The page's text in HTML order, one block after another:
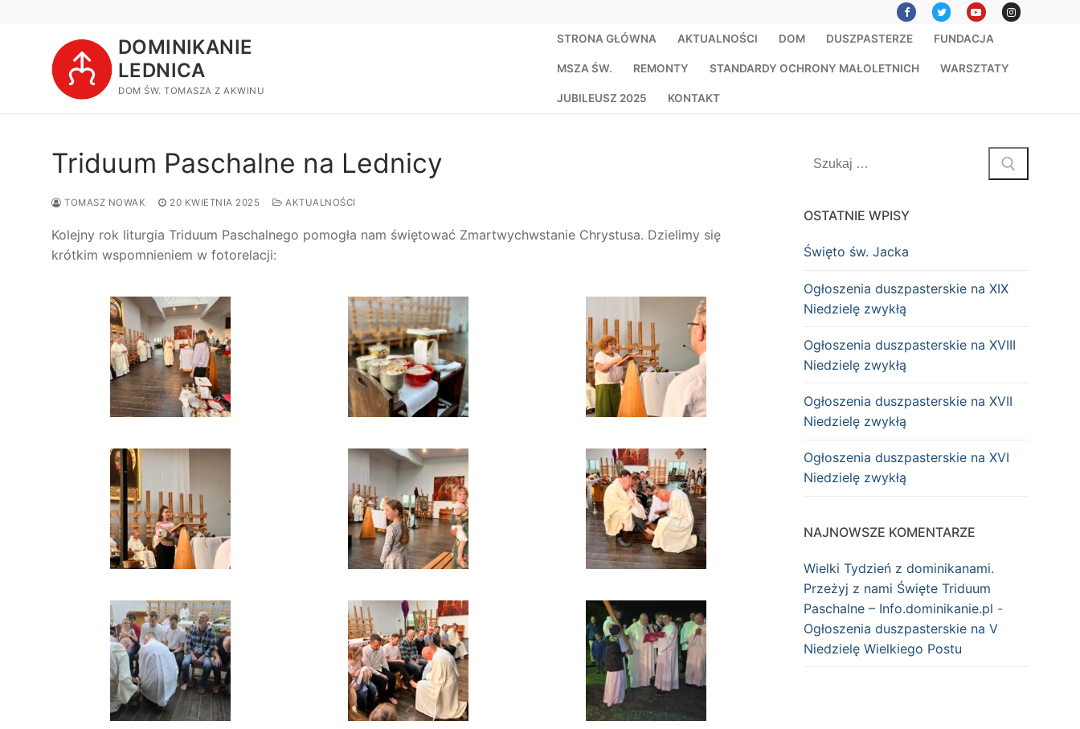
DOMINIKANIE
LEDNICA
DOM ŚW. TOMASZA Z AKWINU
STRONA GŁÓWNA AKTUALNOŚCI DOM DUSZPASTERZE FUNDACJA
MSZA ŚW. REMONTY STANDARDY OCHRONY MAŁOLETNICH WARSZTATY
JUBILEUSZ 2025 KONTAKT
Triduum Paschalne na Lednicy
TOMASZ NOWAK 20 KWIETNIA 2025 AKTUALNOŚCI
Kolejny rok liturgia Triduum Paschalnego pomogła nam świętować Zmartwychwstanie Chrystusa. Dzielimy się
krótkim wspomnieniem w fotorelacji:
Szukaj:
OSTATNIE WPISY
Święto św. Jacka
Ogłoszenia duszpasterskie na XIX
Niedzielę zwykłą
Ogłoszenia duszpasterskie na XVIII
Niedzielę zwykłą
Ogłoszenia duszpasterskie na XVII
Niedzielę zwykłą
Ogłoszenia duszpasterskie na XVI
Niedzielę zwykłą
NAJNOWSZE KOMENTARZE
Wielki Tydzień z dominikanami.
Przeżyj z nami Święte Triduum
Paschalne – Info.dominikanie.pl -
Ogłoszenia duszpasterskie na V
Niedzielę Wielkiego Postu